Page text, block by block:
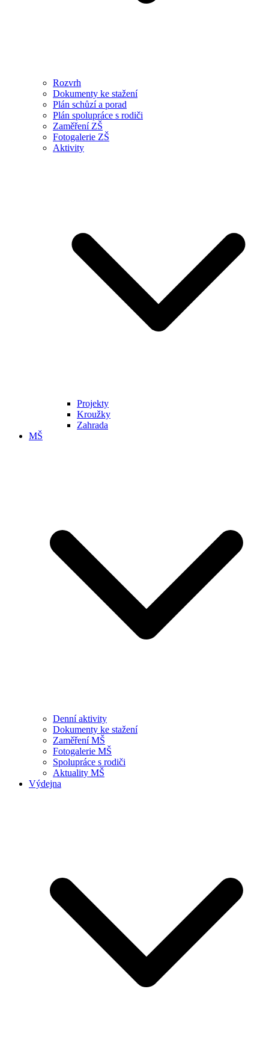
Rozvrh
Dokumenty ke stažení
Plán schůzí a porad
Plán spolupráce s rodiči
Zaměření ZŠ
Fotogalerie ZŠ
Aktivity
Projekty
Kroužky
Zahrada
MŠ
Denní aktivity
Dokumenty ke stažení
Zaměření MŠ
Fotogalerie MŠ
Spolupráce s rodiči
Aktuality MŠ
Výdejna